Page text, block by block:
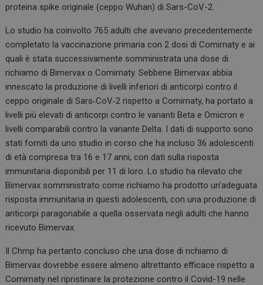
proteina spike originale (ceppo Wuhan) di Sars-CoV-2.
Lo studio ha coinvolto 765 adulti che avevano precedentemente
completato la vaccinazione primaria con 2 dosi di Comirnaty e ai
quali è stata successivamente somministrata una dose di
richiamo di Bimervax o Comirnaty. Sebbene Bimervax abbia
innescato la produzione di livelli inferiori di anticorpi contro il
ceppo originale di Sars‑CoV‑2 rispetto a Comirnaty, ha portato a
livelli più elevati di anticorpi contro le varianti Beta e Omicron e
livelli comparabili contro la variante Delta. I dati di supporto sono
stati forniti da uno studio in corso che ha incluso 36 adolescenti
di età compresa tra 16 e 17 anni, con dati sulla risposta
immunitaria disponibili per 11 di loro. Lo studio ha rilevato che
Bimervax somministrato come richiamo ha prodotto un’adeguata
risposta immunitaria in questi adolescenti, con una produzione di
anticorpi paragonabile a quella osservata negli adulti che hanno
ricevuto Bimervax.
Il Chmp ha pertanto concluso che una dose di richiamo di
Bimervax dovrebbe essere almeno altrettanto efficace rispetto a
Comirnaty nel ripristinare la protezione contro il Covid-19 nelle